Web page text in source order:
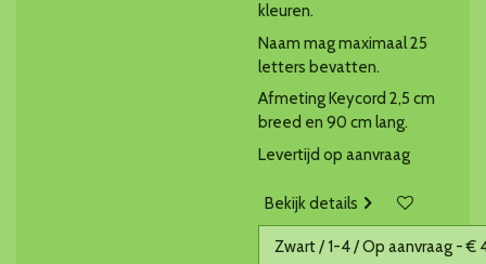
kleuren.
Naam mag maximaal 25
letters bevatten.
Afmeting Keycord 2,5 cm
breed en 90 cm lang.
Levertijd op aanvraag
Bekijk details